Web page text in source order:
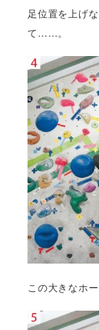
足位置を上げ
て……。
この大きなホ